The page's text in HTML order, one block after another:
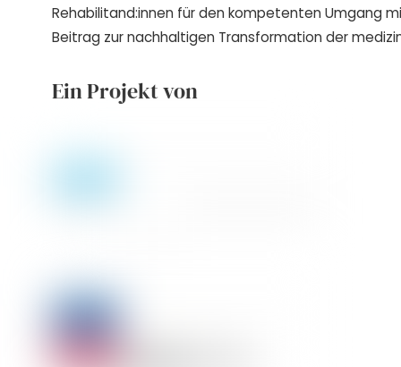
Rehabilitand:innen für den kompetenten Umgang
Beitrag zur nachhaltigen Transformation der
Ein Projekt von